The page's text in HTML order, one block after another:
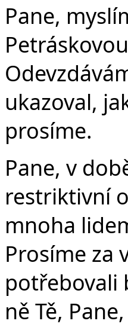
Pane,
ukazoval,
prosíme.
Pane, v
restriktivní
mnoha
Prosíme za
potřebovali
ně Tě,